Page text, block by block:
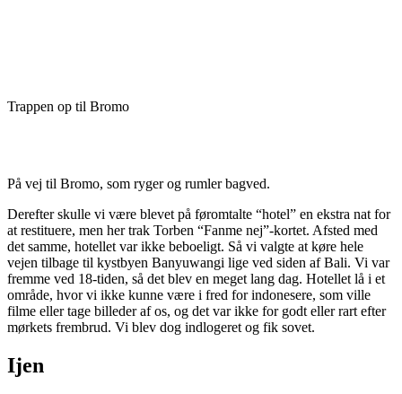
Trappen op til Bromo
På vej til Bromo, som ryger og rumler bagved.
Derefter skulle vi være blevet på føromtalte “hotel” en ekstra nat for
at restituere, men her trak Torben “Fanme nej”-kortet. Afsted med
det samme, hotellet var ikke beboeligt. Så vi valgte at køre hele
vejen tilbage til kystbyen Banyuwangi lige ved siden af Bali. Vi var
fremme ved 18-tiden, så det blev en meget lang dag. Hotellet lå i et
område, hvor vi ikke kunne være i fred for indonesere, som ville
filme eller tage billeder af os, og det var ikke for godt eller rart efter
mørkets frembrud. Vi blev dog indlogeret og fik sovet.
Ijen